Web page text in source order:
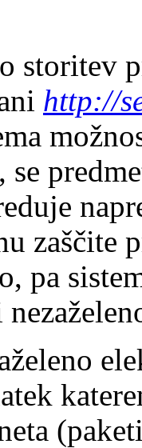
storitev
http://
zaščite
pa